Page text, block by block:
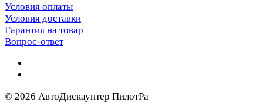
Условия оплаты
Условия доставки
Гарантия на товар
Вопрос-ответ
© 2026 АвтоДискаунтер ПилотРа